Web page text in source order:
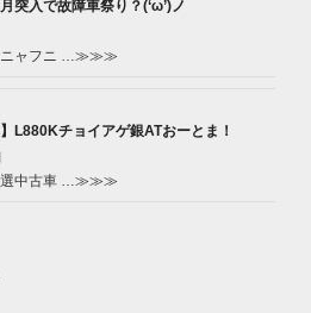
突入で故障車祭り？(‘ω’)ノ
ャフニ …≫≫≫
】L880Kチョイアゲ銀ATおーとま！
中古車 …≫≫≫